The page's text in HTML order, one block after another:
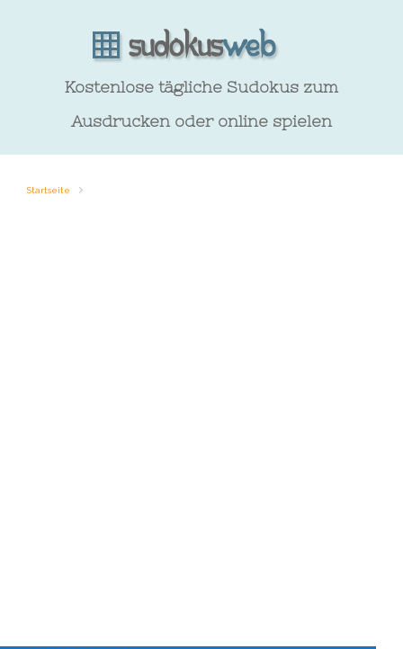
Kostenlose tägliche Sudokus zum
Ausdrucken oder online spielen
Startseite